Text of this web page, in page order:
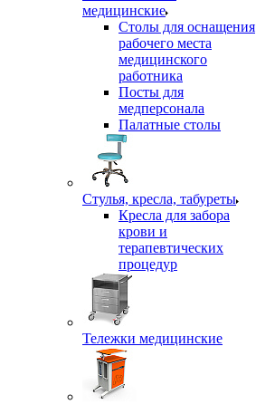
медицинские
Столы для оснащения
рабочего места
медицинского
работника
Посты для
медперсонала
Палатные столы
Стулья, кресла, табуреты
Кресла для забора
крови и
терапевтических
процедур
Тележки медицинские